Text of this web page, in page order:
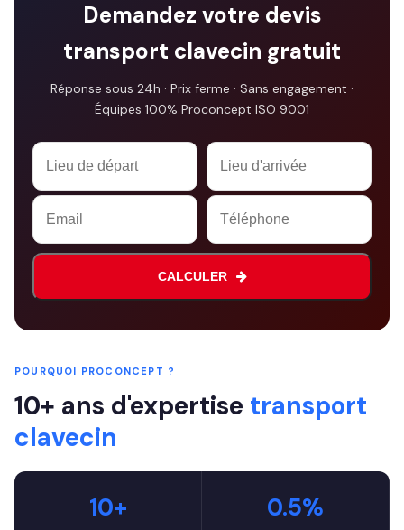
Demandez votre devis
transport clavecin gratuit
Réponse sous 24h · Prix ferme · Sans engagement ·
Équipes 100% Proconcept ISO 9001
Company
CALCULER
POURQUOI PROCONCEPT ?
10+ ans d'expertise transport
clavecin
10+ 0.5%